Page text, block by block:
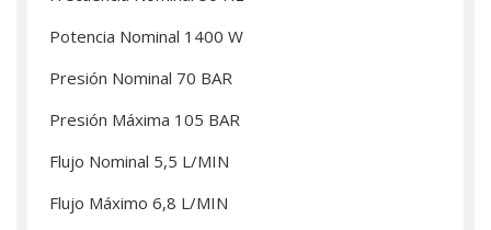
Potencia Nominal 1400 W
Presión Nominal 70 BAR
Presión Máxima 105 BAR
Flujo Nominal 5,5 L/MIN
Flujo Máximo 6,8 L/MIN